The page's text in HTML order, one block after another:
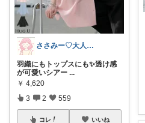
ささみー♡大人可愛いファッション
羽織にもトップスにも✨透け感
が可愛いシアー ...
￥ 4,620
3 2 559
コレ いいね